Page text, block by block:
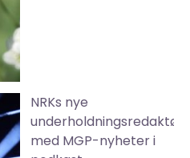
NRKs nye
underholdningsredaktør
med MGP-nyheter i